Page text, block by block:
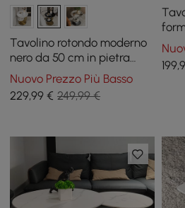
Tavolino rotondo moderno
nero da 50 cm in pietra
sinterizzata a 2 livelli
Nuovo Prezzo Più Basso
229,99 € 249,99 €
199